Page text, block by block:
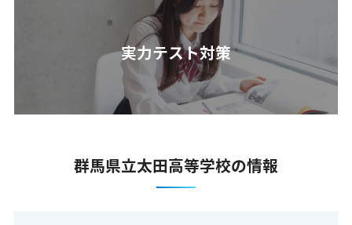
実力テスト対策
群馬県立太田高等学校の情報